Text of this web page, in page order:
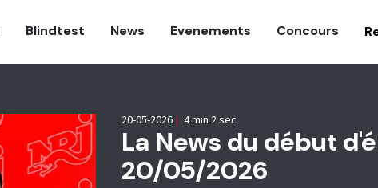
Blindtest News Evenements Concours
La News du début
20/05/2026
20-05-2026 | 4 min 2 sec